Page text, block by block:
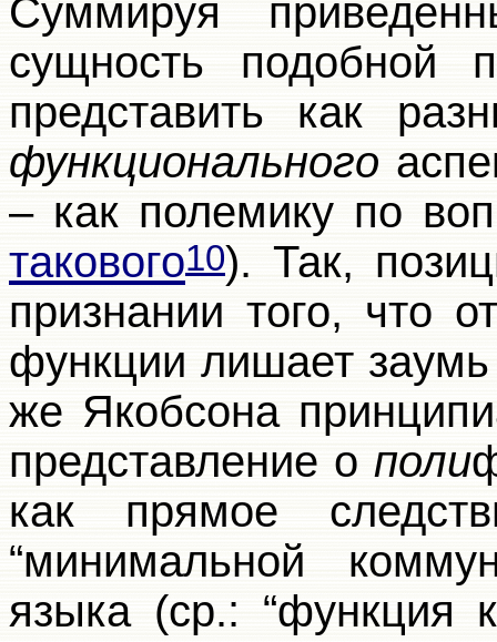
Суммируя
сущность
представить как
функционального
– как полемику по
такового10). Так,
признании того, что
функции лишает заумь
же Якобсона
представление о поли
как прямое
“минимальной
языка (ср.: “функция